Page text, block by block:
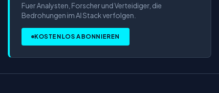
Fuer Analysten, Forscher und Verteidiger, die
Bedrohungen im AI Stack verfolgen.
KOSTENLOS ABONNIEREN